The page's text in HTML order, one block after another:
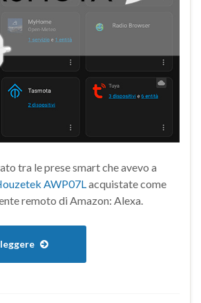
tra le prese smart che avevo a
AWP07Lacquistate come
remoto di Amazon: Alexa.